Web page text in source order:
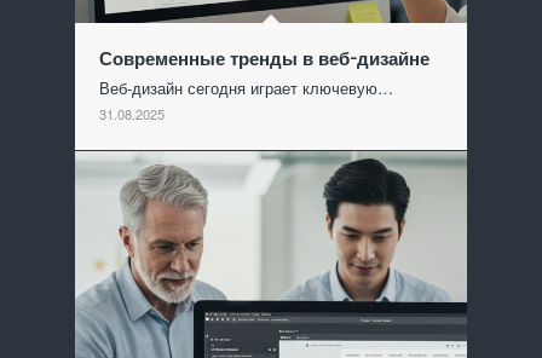
Современные тренды в веб-дизайне
Веб-дизайн сегодня играет ключевую…
31.08.2025